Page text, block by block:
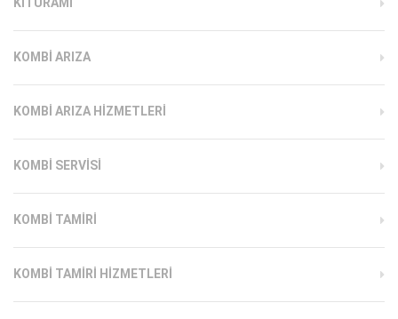
KOMBI ARIZA
KOMBI ARIZA HIZMETLERI
KOMBI SERVISI
KOMBI TAMIRI
KOMBI TAMIRI HIZMETLERI